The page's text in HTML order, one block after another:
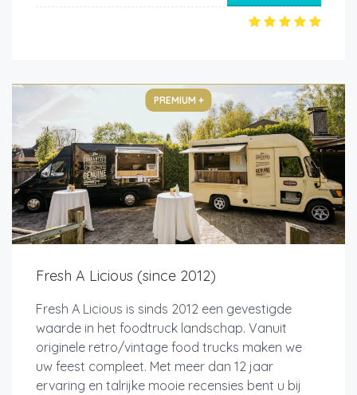
PREMIUM +
Fresh A Licious (since 2012)
Fresh A Licious is sinds 2012 een gevestigde
waarde in het foodtruck landschap. Vanuit
originele retro/vintage food trucks maken we
uw feest compleet. Met meer dan 12 jaar
ervaring en talrijke mooie recensies bent u bij